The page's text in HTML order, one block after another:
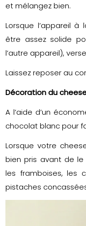
et mélangez bien.
Lorsque l’appareil
être assez solide
l’autre appareil),
Laissez reposer au
Décoration du
A l’aide d’un
chocolat blanc pour
Lorsque votre
bien pris avant de le
les framboises, les
pistaches